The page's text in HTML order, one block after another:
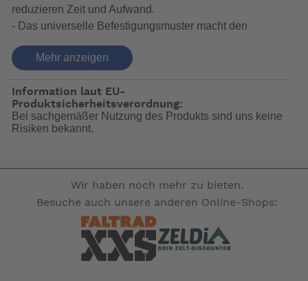
reduzieren Zeit und Aufwand.
- Das universelle Befestigungsmuster macht den
Austausch einfach.
- Wartung der Pumpenpatrone von schwer
- Attwoods SteadySwitch™ reduziert die Zyklen und
verlängert die Lebensdauer der Pumpe.
- 40% besserer Schutz gegen das Eindringen von
-- Auf Produktfotos angezeigte Dekorationsartikel
gehören nicht zum Leistungsumfang. --
Mehr anzeigen
Information laut EU-
Produktsicherheitsverordnung:
Bei sachgemäßer Nutzung des Produkts sind uns keine
Risiken bekannt.
Wir haben noch mehr zu bieten.
Besuche auch unsere anderen Online-Shops: